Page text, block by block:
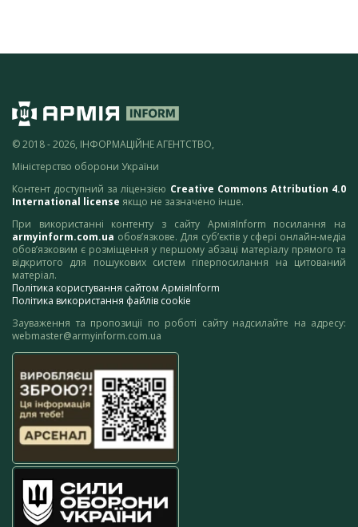
© 2018 - 2026, ІНФОРМАЦІЙНЕ АГЕНТСТВО,
Міністерство оборони України
Контент доступний за ліцензією Creative Commons Attribution 4.0
International license якщо не зазначено інше.
При використанні контенту з сайту АрміяInform посилання на
armyinform.com.ua обов’язкове. Для суб’єктів у сфері онлайн-медіа
обов’язковим є розміщення у першому абзаці матеріалу прямого та
відкритого для пошукових систем гіперпосилання на цитований
матеріал.
Політика користування сайтом АрміяInform
Політика використання файлів cookie
Зауваження та пропозиції по роботі сайту надсилайте на адресу:
webmaster@armyinform.com.ua